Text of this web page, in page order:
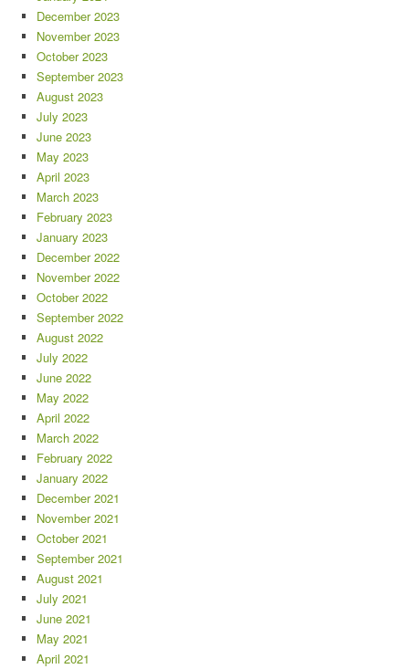
December 2023
November 2023
October 2023
September 2023
August 2023
July 2023
June 2023
May 2023
April 2023
March 2023
February 2023
January 2023
December 2022
November 2022
October 2022
September 2022
August 2022
July 2022
June 2022
May 2022
April 2022
March 2022
February 2022
January 2022
December 2021
November 2021
October 2021
September 2021
August 2021
July 2021
June 2021
May 2021
April 2021